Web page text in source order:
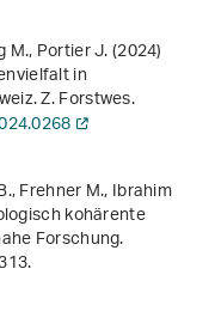
M., Portier J. (2024)
in
Z. Forstwes.
Frehner M., Ibrahim
kohärente
Forschung.